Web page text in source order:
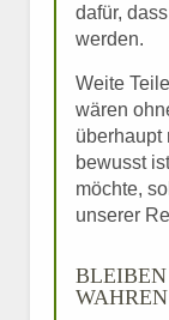
dafür,
werden.
Weite
wären
überhaupt
bewusst
möchte,
unserer